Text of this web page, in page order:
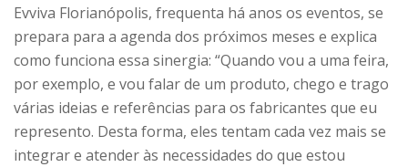
Evviva Florianópolis, frequenta há anos os eventos, se
prepara para a agenda dos próximos meses e explica
como funciona essa sinergia: “Quando vou a uma feira,
por exemplo, e vou falar de um produto, chego e trago
várias ideias e referências para os fabricantes que eu
represento. Desta forma, eles tentam cada vez mais se
integrar e atender às necessidades do que estou